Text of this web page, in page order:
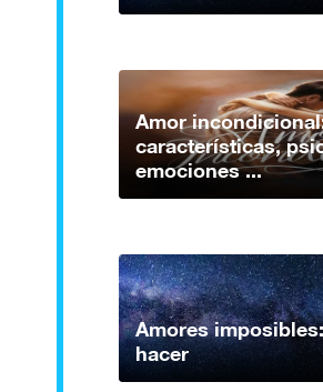
Amor
características,
emociones ...
Amores
hacer